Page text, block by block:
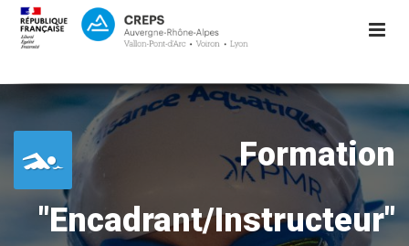
Formation
"Encadrant/Instructeur"